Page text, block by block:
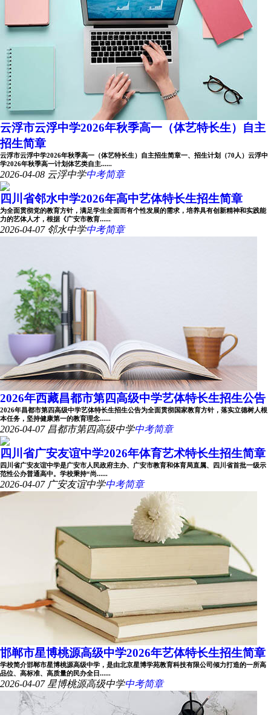
云浮市云浮中学2026年秋季高一（体艺特长生）自主
招生简章
云浮市云浮中学2026年秋季高一（体艺特长生）自主招生简章一、招生计划（70人）云浮中
学2026年秋季高一计划体艺类自主......
2026-04-08 云浮中学中考简章
四川省邻水中学2026年高中艺体特长生招生简章
为全面贯彻党的教育方针，满足学生全面而有个性发展的需求，培养具有创新精神和实践能
力的艺体人才，根据《广安市教育......
2026-04-07 邻水中学中考简章
2026年西藏昌都市第四高级中学艺体特长生招生公告
2026年昌都市第四高级中学艺体特长生招生公告为全面贯彻国家教育方针，落实立德树人根
本任务，坚持健康第一的教育理念......
2026-04-07 昌都市第四高级中学中考简章
四川省广安友谊中学2026年体育艺术特长生招生简章
四川省广安友谊中学是广安市人民政府主办、广安市教育和体育局直属、四川省首批一级示
范性公办普通高中。学校秉持“尚......
2026-04-07 广安友谊中学中考简章
邯郸市星博桃源高级中学2026年艺体特长生招生简章
学校简介邯郸市星博桃源高级中学，是由北京星博学苑教育科技有限公司倾力打造的一所高
品位、高标准、高质量的民办全日......
2026-04-07 星博桃源高级中学中考简章